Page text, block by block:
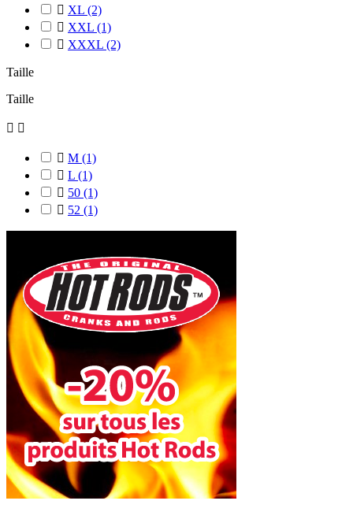
 XL (2)
 XXL (1)
 XXXL (2)
Taille
Taille
 
 M (1)
 L (1)
 50 (1)
 52 (1)